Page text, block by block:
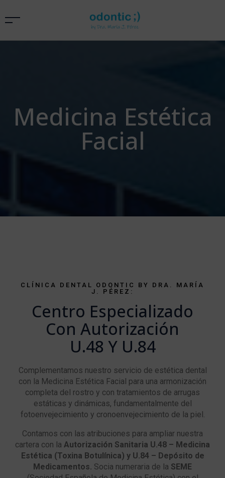
Medicina Estética
Facial
CLÍNICA DENTAL ODONTIC BY DRA. MARÍA
J. PÉREZ:
Centro Especializado
Con Autorización
U.48 Y U.84
Complementamos nuestro servicio de estética dental
con la Medicina Estética Facial para una armonización
completa del rostro y con tratamientos de arrugas
estáticas y dinámicas, fundamentalmente del
fotoenvejecimiento y cronoenvejecimiento de la piel.
Contamos con las atribuciones para ampliar nuestra
cartera con la Autorización Sanitaria U.48 – Medicina
Estética (Toxina Botulínica) y U.84 – Depósito de
Medicamentos. Socia numeraria de la SEME